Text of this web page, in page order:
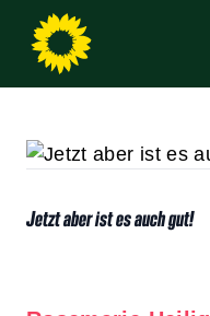
Jetzt aber ist es auch gut!